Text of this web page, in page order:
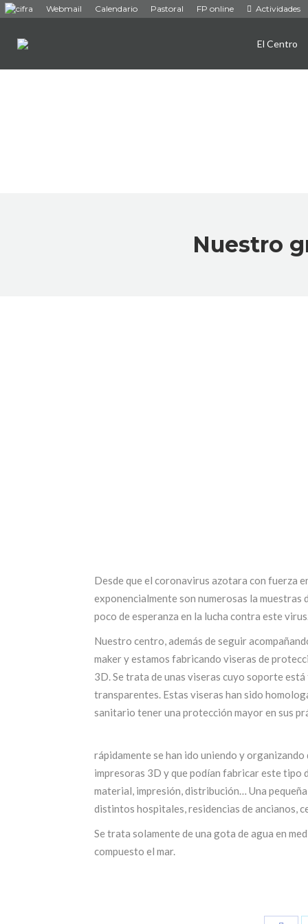
Webmail Calendario Pastoral FP online Actividades
El Centro
Nuestro
Desde que el coronavirus azotara con fuerza
exponencialmente son numerosas la muestras
poco de esperanza en la lucha contra este
Nuestro centro, además de seguir
maker y estamos fabricando viseras de
3D. Se trata de unas viseras cuyo soporte
transparentes. Estas viseras han sido
sanitario tener una protección mayor en sus
rápidamente se han ido uniendo y
impresoras 3D y que podían fabricar este tipo
material, impresión, distribución… Una
distintos hospitales, residencias de ancianos,
Se trata solamente de una gota de agua en
compuesto el mar.